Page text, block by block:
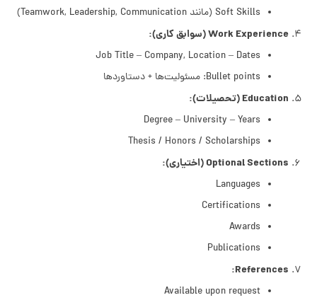
Soft Skills (مانند Teamwork, Leadership, Communication)
Work Experience (سوابق کاری):
Job Title – Company, Location – Dates
Bullet points: مسئولیت‌ها + دستاوردها
Education (تحصیلات):
Degree – University – Years
Thesis / Honors / Scholarships
Optional Sections (اختیاری):
Languages
Certifications
Awards
Publications
References:
Available upon request